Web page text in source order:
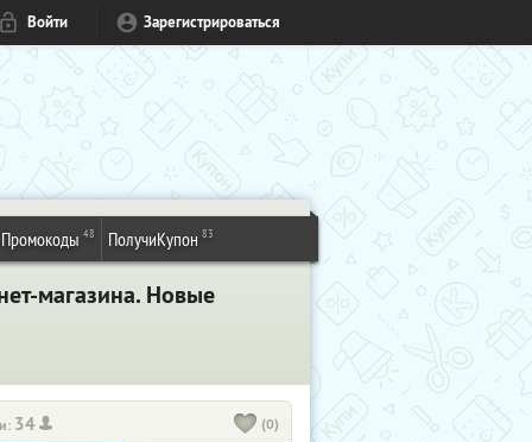
Войти Зарегистрироваться
Промокоды 48 ПолучиКупон 83
магазина. Новые
34 (0)